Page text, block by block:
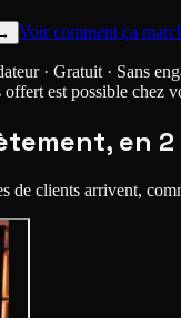
Voir comment ça
· Gratuit · Sans
est possible chez
en
de clients arrivent,